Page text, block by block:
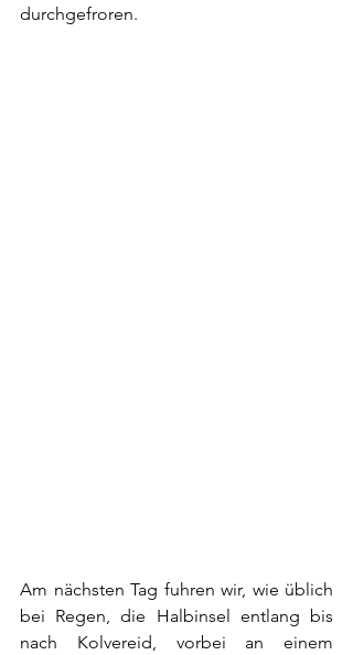
durchgefroren.
Am nächsten Tag fuhren wir, wie üblich
bei Regen, die Halbinsel entlang bis
nach Kolvereid, vorbei an einem